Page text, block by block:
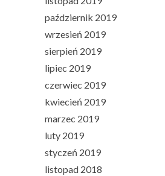
październik 2019
wrzesień 2019
sierpień 2019
lipiec 2019
czerwiec 2019
kwiecień 2019
marzec 2019
luty 2019
styczeń 2019
listopad 2018